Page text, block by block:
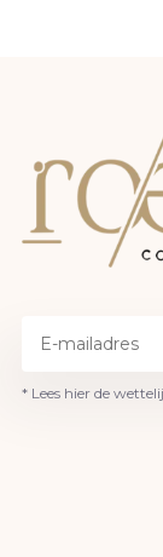
* Lees hier de